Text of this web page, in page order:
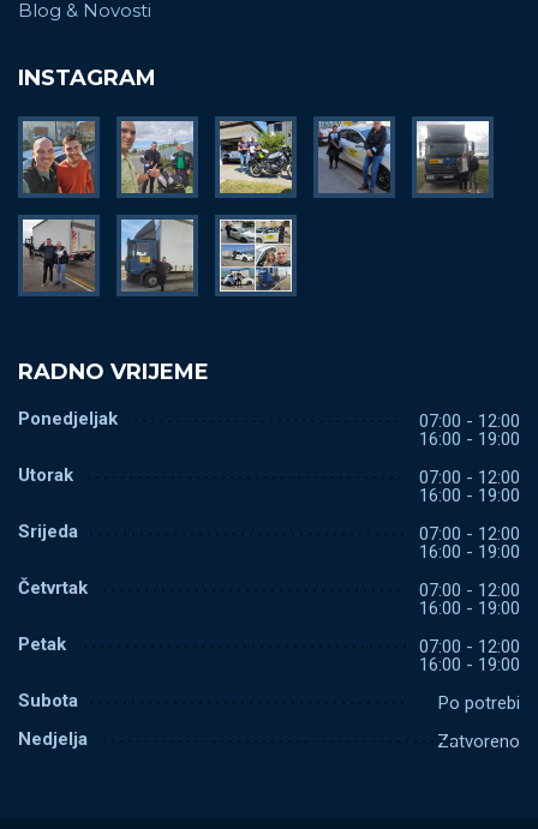
Blog & Novosti
INSTAGRAM
RADNO VRIJEME
Ponedjeljak
07:00 - 12:00
16:00 - 19:00
Utorak
07:00 - 12:00
16:00 - 19:00
Srijeda
07:00 - 12:00
16:00 - 19:00
Četvrtak
07:00 - 12:00
16:00 - 19:00
Petak
07:00 - 12:00
16:00 - 19:00
Subota
Po potrebi
Nedjelja
Zatvoreno